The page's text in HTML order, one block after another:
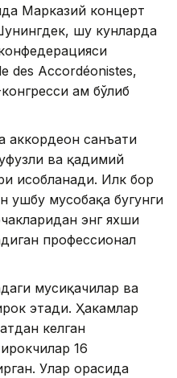
Марказий концерт
шу кунларда
des Accordéonistes,
ҳам бўлиб
аккордеон санъати
ва қадимий
ҳисобланади. Илк бор
ушбу мусобақа бугунги
энг яхши
профессионал
мусиқачилар ва
этади. Ҳакамлар
келган
16
Улар орасида